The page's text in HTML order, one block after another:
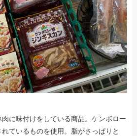
に味付けをしている商品。ケンボロー
ているものを使用。脂がさっぱりと